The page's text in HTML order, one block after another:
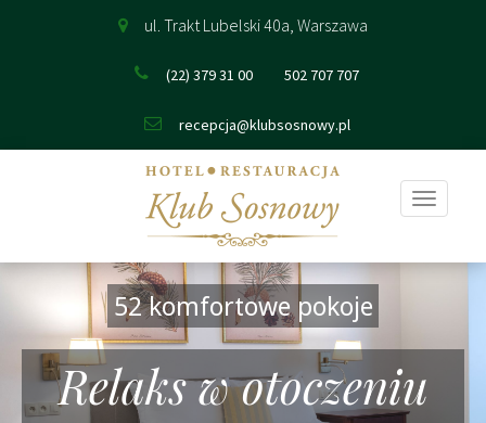
ul. Trakt Lubelski 40a, Warszawa
(22) 379 31 00 502 707 707
recepcja@klubsosnowy.pl
Pokaż
52 komfortowe pokoje
Relaks w otoczeniu